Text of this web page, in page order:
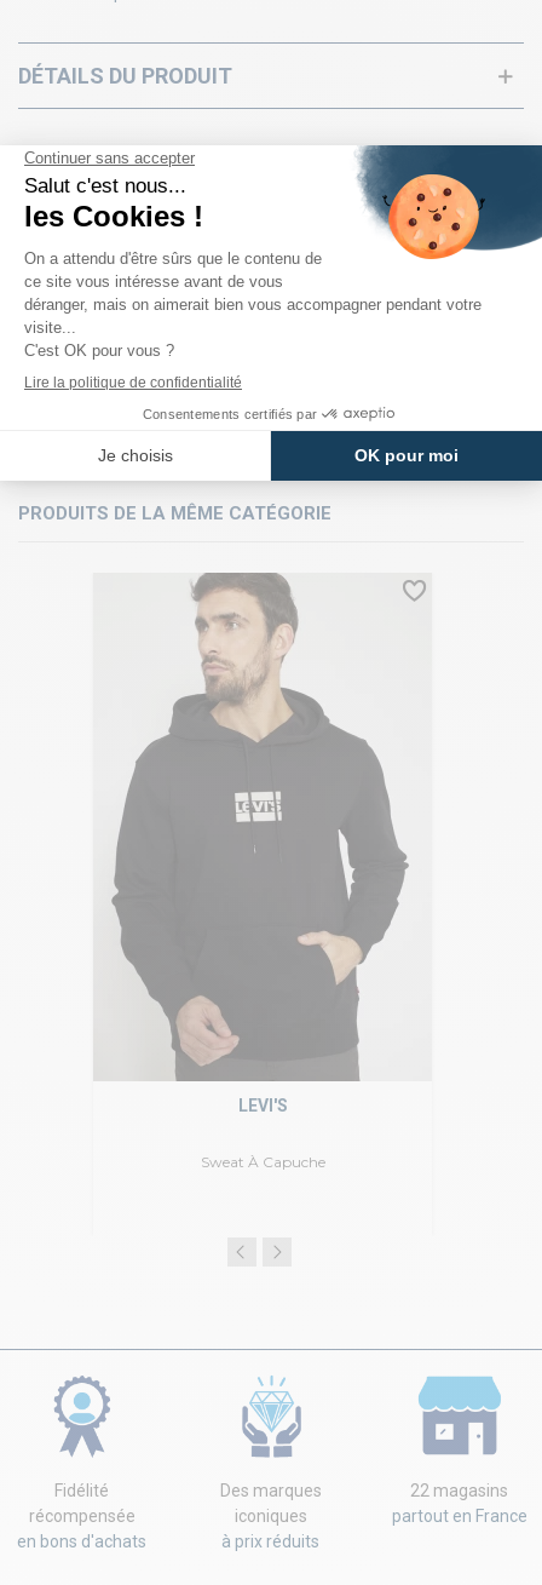
DÉTAILS DU PRODUIT
PRODUITS DE LA MÊME CATÉGORIE
Sweat À Capuche
LEVI'S
Fidélité
récompensée
en bons d'achats
Des marques
iconiques
à prix réduits
22 magasins
partout en France